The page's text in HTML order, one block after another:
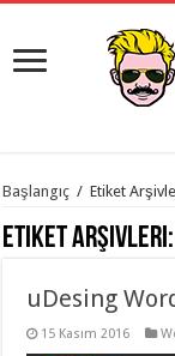
istanbul
evden
eve
organizasyon,
evden
Başlangıç / Etiket
Etiket
uDesing
15 Kasım 2016